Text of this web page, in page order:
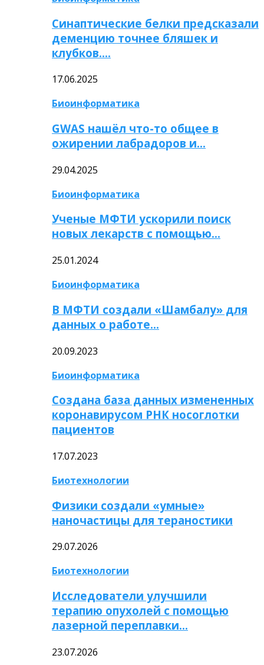
Синаптические белки предсказали
деменцию точнее бляшек и
клубков….
17.06.2025
Биоинформатика
GWAS нашёл что-то общее в
ожирении лабрадоров и…
29.04.2025
Биоинформатика
Ученые МФТИ ускорили поиск
новых лекарств с помощью…
25.01.2024
Биоинформатика
В МФТИ создали «Шамбалу» для
данных о работе…
20.09.2023
Биоинформатика
Создана база данных измененных
коронавирусом РНК носоглотки
пациентов
17.07.2023
Биотехнологии
Физики создали «умные»
наночастицы для тераностики
29.07.2026
Биотехнологии
Исследователи улучшили
терапию опухолей с помощью
лазерной переплавки…
23.07.2026